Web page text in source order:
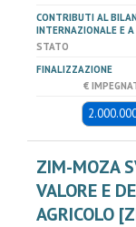
CONTRIBUTI AL
INTERNAZIONALE E
STATO
FINALIZZAZIONE
€
ZIM-MOZA
VALORE E
AGRICOLO